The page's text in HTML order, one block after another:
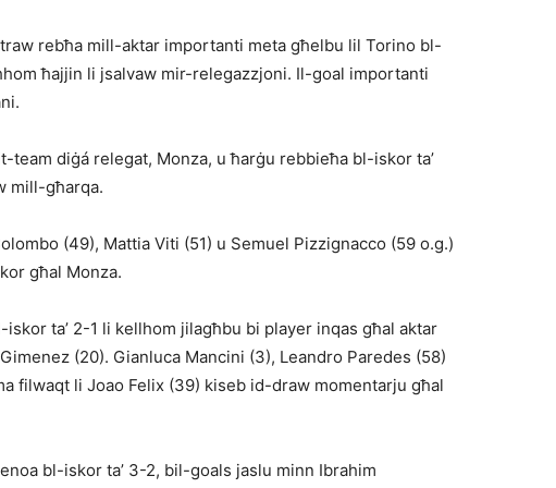
rebħa mill-aktar importanti meta għelbu lil Torino bl-
ħajjin li jsalvaw mir-relegazzjoni. Il-goal importanti
team diġá relegat, Monza, u ħarġu rebbieħa bl-iskor ta’
mill-għarqa.
(49), Mattia Viti (51) u Se­muel Pizzignacco (59 o.g.)
għal Monza.
ta’ 2-1 li kellhom jilagħbu bi player inqas għal aktar
(20). Gianluca Mancini (3), Leandro Paredes (58)
filwaqt li Joao Felix (39) kiseb id-draw momentarju għal
bl-iskor ta’ 3-2, bil-goals jaslu minn Ibrahim